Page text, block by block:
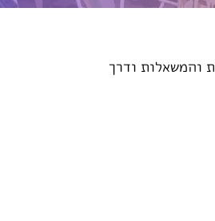
והמשאלות ודרך